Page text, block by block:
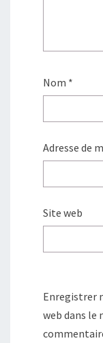
Nom *
Adresse de
Site web
Enregistrer
web dans le